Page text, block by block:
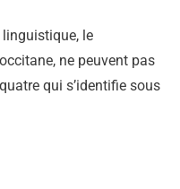
linguistique, le
ne peuvent pas
qui s’identifie sous